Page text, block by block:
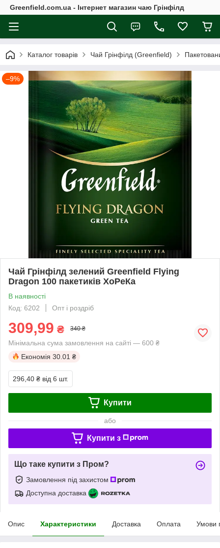
Greenfield.com.ua - Інтернет магазин чаю Грінфілд
Каталог товарів Чай Грінфілд (Greenfield)
–9%
Чай Грінфілд зелений Greenfield Flying
Dragon 100 пакетиків ХоРеКа
В наявності
Код: 6202
Опт і роздріб
309,99 ₴ 340 ₴
Мінімальна сума замовлення на сайті — 600 ₴
Економія 30.01 ₴
296,40 ₴ від 6 шт.
Купити
або
Купити з
Що таке купити з Пром?
Замовлення під захистом
Доступна доставка
Опис Характеристики Доставка Оплата Умови